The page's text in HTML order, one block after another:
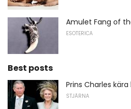
Amulet Fang of
ESOTERICA
Best posts
Prins Charles
STJÄRNA